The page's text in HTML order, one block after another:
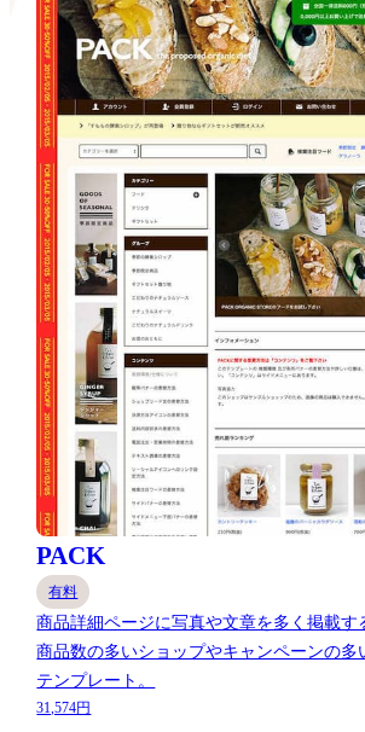
PACK
有料
商品詳細ページに写真や文章を多く掲載す
商品数の多いショップやキャンペーンの多
テンプレート。
31,574円